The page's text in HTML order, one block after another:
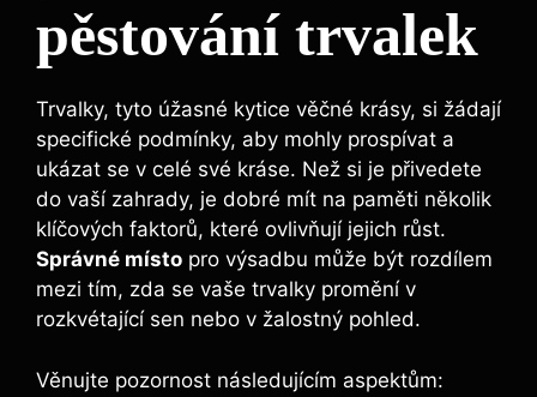
pěstování trvalek
Trvalky, tyto úžasné ​kytice⁢ věčné krásy, si žádají
​specifické podmínky, aby mohly prospívat a
ukázat se v celé své kráse. Než si je přivedete
do‍ vaší⁤ zahrady, je dobré mít na paměti několik
klíčových ‌faktorů, ‍které ovlivňují jejich růst.
Správné místo pro výsadbu může​ být rozdílem
mezi tím, zda se ⁢vaše ⁢trvalky promění v
rozkvétající sen nebo⁣ v žalostný pohled.
Věnujte pozornost následujícím aspektům: